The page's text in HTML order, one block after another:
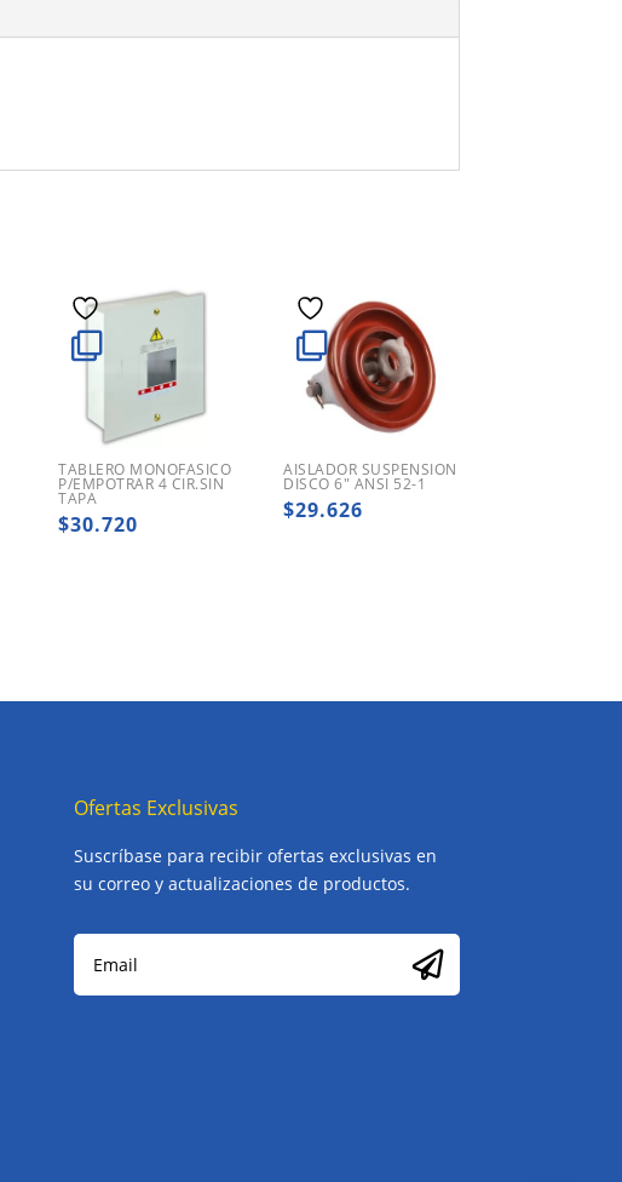
TABLERO MONOFASICO
P/EMPOTRAR 4 CIR.SIN
TAPA
$30.720
AISLADOR SUSPENSION
DISCO 6″ ANSI 52-1
$29.626
Ofertas Exclusivas
Suscríbase para recibir ofertas exclusivas en
su correo y actualizaciones de productos.